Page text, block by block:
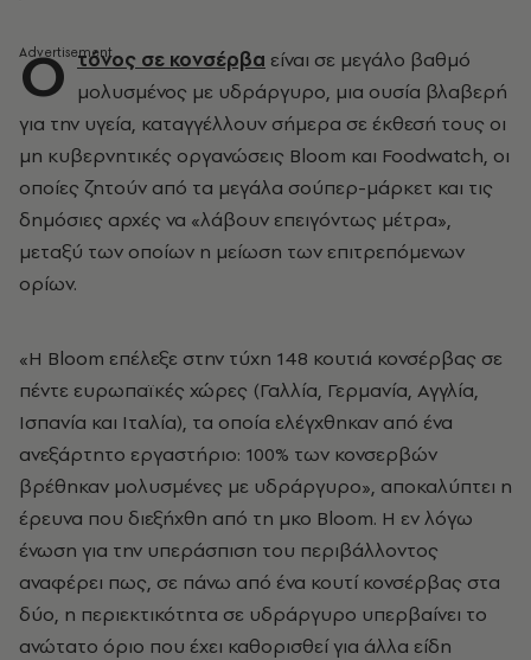
Ο τόνος σε κονσέρβα είναι σε μεγάλο βαθμό
μολυσμένος με υδράργυρο, μια ουσία βλαβερή
για την υγεία, καταγγέλλουν σήμερα σε έκθεσή τους οι
μη κυβερνητικές οργανώσεις Bloom και Foodwatch, οι
οποίες ζητούν από τα μεγάλα σούπερ-μάρκετ και τις
δημόσιες αρχές να «λάβουν επειγόντως μέτρα»,
μεταξύ των οποίων η μείωση των επιτρεπόμενων
ορίων.
«Η Bloom επέλεξε στην τύχη 148 κουτιά κονσέρβας σε
πέντε ευρωπαϊκές χώρες (Γαλλία, Γερμανία, Αγγλία,
Ισπανία και Ιταλία), τα οποία ελέγχθηκαν από ένα
ανεξάρτητο εργαστήριο: 100% των κονσερβών
βρέθηκαν μολυσμένες με υδράργυρο», αποκαλύπτει η
έρευνα που διεξήχθη από τη μκο Bloom. Η εν λόγω
ένωση για την υπεράσπιση του περιβάλλοντος
αναφέρει πως, σε πάνω από ένα κουτί κονσέρβας στα
δύο, η περιεκτικότητα σε υδράργυρο υπερβαίνει το
ανώτατο όριο που έχει καθορισθεί για άλλα είδη